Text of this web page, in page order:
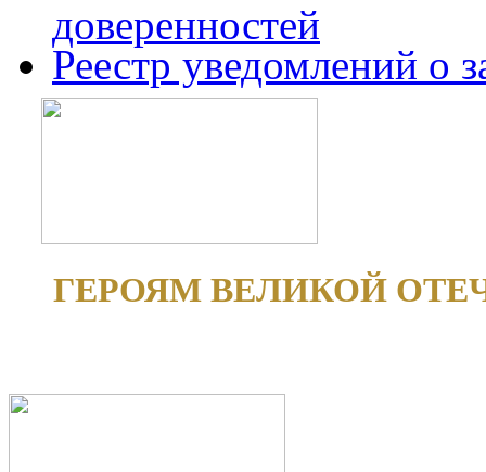
доверенностей
Реестр уведомлений о
ГЕРОЯМ ВЕЛИКОЙ